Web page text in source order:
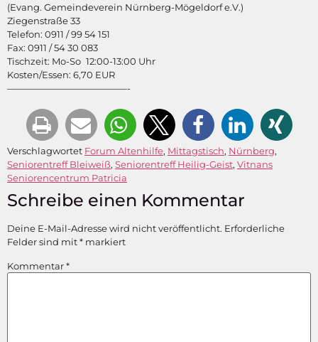
(Evang. Gemeindeverein Nürnberg-Mögeldorf e.V.)
Ziegenstraße 33
Telefon: 0911 / 99 54 151
Fax: 0911 / 54 30 083
Tischzeit: Mo-So 12:00-13:00 Uhr
Kosten/Essen: 6,70 EUR
—————————————-
Verschlagwortet Forum Altenhilfe, Mittagstisch, Nürnberg,
Seniorentreff Bleiweiß, Seniorentreff Heilig-Geist, Vitnans
Seniorencentrum Patricia
Schreibe einen Kommentar
Deine E-Mail-Adresse wird nicht veröffentlicht. Erforderliche
Felder sind mit* markiert
Kommentar*